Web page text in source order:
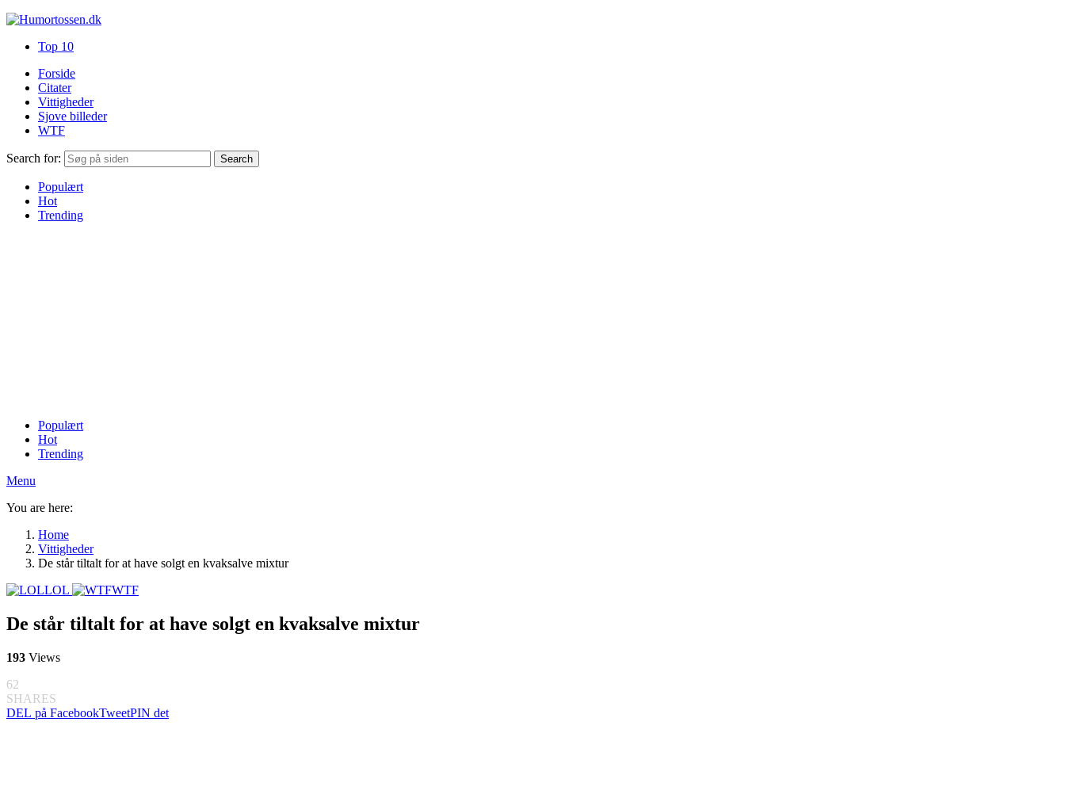
Top 10
Forside
Citater
Vittigheder
Sjove billeder
WTF
Search for: Search
Populært
Hot
Trending
Populært
Hot
Trending
Menu
You are here:
Home
Vittigheder
De står tiltalt for at have solgt en kvaksalve mixtur
LOL
WTF
De står tiltalt for at have solgt en kvaksalve mixtur
193 Views
62
SHARES
DEL på FacebookTweetPIN det